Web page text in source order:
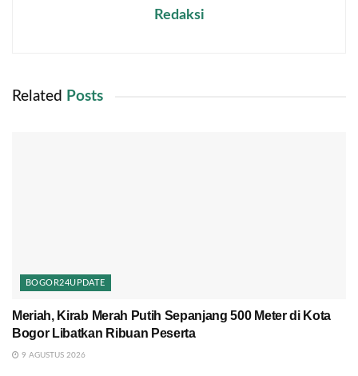
Redaksi
Related Posts
BOGOR24UPDATE
Meriah, Kirab Merah Putih Sepanjang 500 Meter di Kota
Bogor Libatkan Ribuan Peserta
9 AGUSTUS 2026